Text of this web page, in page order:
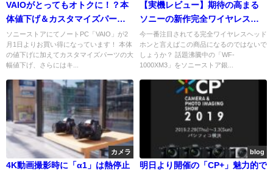
VAIOがとってもオトクに！？本
体値下げ＆カスタマイズパーツ
割引＆「VAIO新生活応援 キャッ
シュバックキャンペーン！」も
れなく10,000円キャッシュバッ
ソニーストアにてノートPC「VAIO」が2
月1日よりお買い得になっています！ 本体
の値下げに加えてカスタマイズパーツの大
幅値下げ、さらにはキ...
【実機レビュー】期待の高まる
ソニーの新作完全ワイヤレスイ
ヤホン試聴してきました！【WF-
1000XM3】
今一番注目されてる完全ワイヤレスヘッド
ホンと言えばこの商品になるのではないで
しょうか？ 話題沸騰中の「WF-
1000XM3」をソニーストア銀...
カメラ
4K動画撮影時に「α1」は熱停止
blog
明日より開催の「CP+」魅力的で